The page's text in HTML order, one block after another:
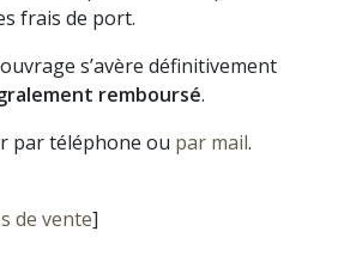
frais de port.
s’avère définitivement
remboursé.
par téléphone ou par mail.
de vente]